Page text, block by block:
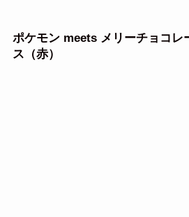
ポケモン meets メリーチョコレ
ス（赤）